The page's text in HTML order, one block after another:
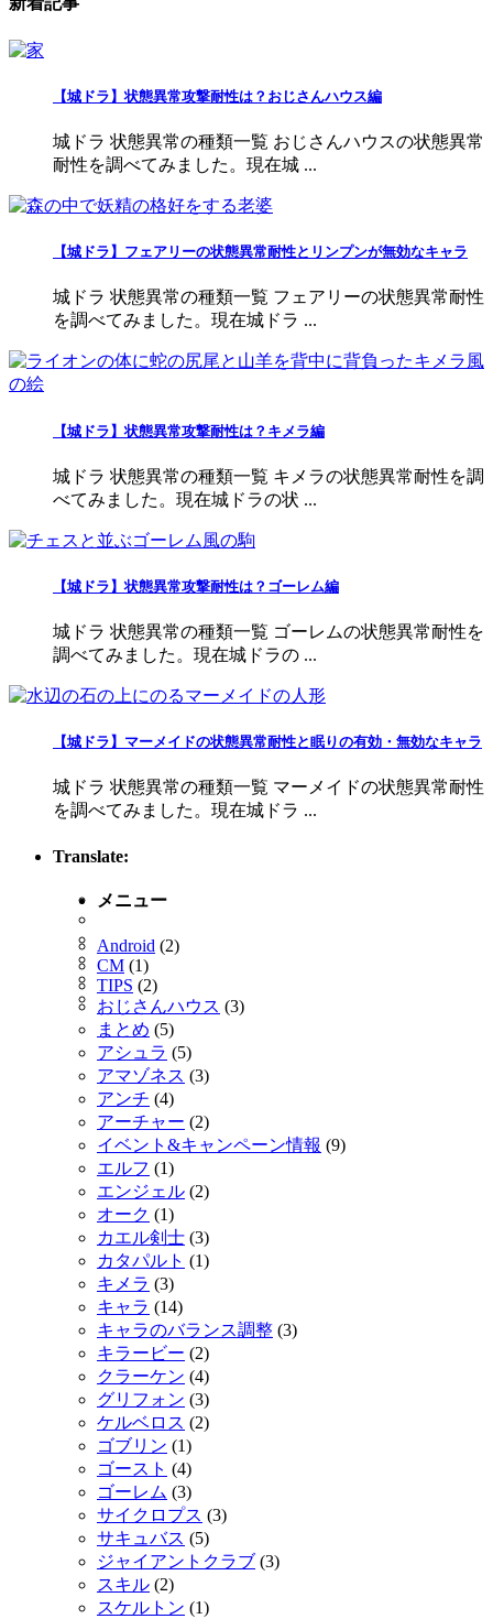
【城ドラ】状態異常攻撃耐性は？おじさんハウス編
城ドラ 状態異常の種類一覧 おじさんハウスの状態異常
耐性を調べてみました。現在城 ...
【城ドラ】フェアリーの状態異常耐性とリンプンが無効なキャラ
城ドラ 状態異常の種類一覧 フェアリーの状態異常耐性
を調べてみました。現在城ドラ ...
【城ドラ】状態異常攻撃耐性は？キメラ編
城ドラ 状態異常の種類一覧 キメラの状態異常耐性を調
べてみました。現在城ドラの状 ...
【城ドラ】状態異常攻撃耐性は？ゴーレム編
城ドラ 状態異常の種類一覧 ゴーレムの状態異常耐性を
調べてみました。現在城ドラの ...
【城ドラ】マーメイドの状態異常耐性と眠りの有効・無効なキャラ
城ドラ 状態異常の種類一覧 マーメイドの状態異常耐性
を調べてみました。現在城ドラ ...
Translate:
メニュー
Android (2)
CM (1)
TIPS (2)
おじさんハウス (3)
まとめ (5)
アシュラ (5)
アマゾネス (3)
アンチ (4)
アーチャー (2)
イベント&キャンペーン情報 (9)
エルフ (1)
エンジェル (2)
オーク (1)
カエル剣士 (3)
カタパルト (1)
キメラ (3)
キャラ (14)
キャラのバランス調整 (3)
キラービー (2)
クラーケン (4)
グリフォン (3)
ケルベロス (2)
ゴブリン (1)
ゴースト (4)
ゴーレム (3)
サイクロプス (3)
サキュバス (5)
ジャイアントクラブ (3)
スキル (2)
スケルトン (1)